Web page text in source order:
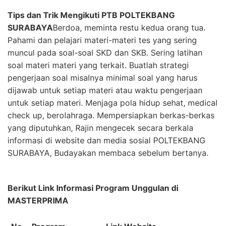
Tips dan Trik Mengikuti PTB POLTEKBANG
SURABAYABerdoa, meminta restu kedua orang tua.
Pahami dan pelajari materi-materi tes yang sering
muncul pada soal-soal SKD dan SKB. Sering latihan
soal materi materi yang terkait. Buatlah strategi
pengerjaan soal misalnya minimal soal yang harus
dijawab untuk setiap materi atau waktu pengerjaan
untuk setiap materi. Menjaga pola hidup sehat, medical
check up, berolahraga. Mempersiapkan berkas-berkas
yang diputuhkan, Rajin mengecek secara berkala
informasi di website dan media sosial POLTEKBANG
SURABAYA, Budayakan membaca sebelum bertanya.
Berikut Link Informasi Program Unggulan di
MASTERPRIMA